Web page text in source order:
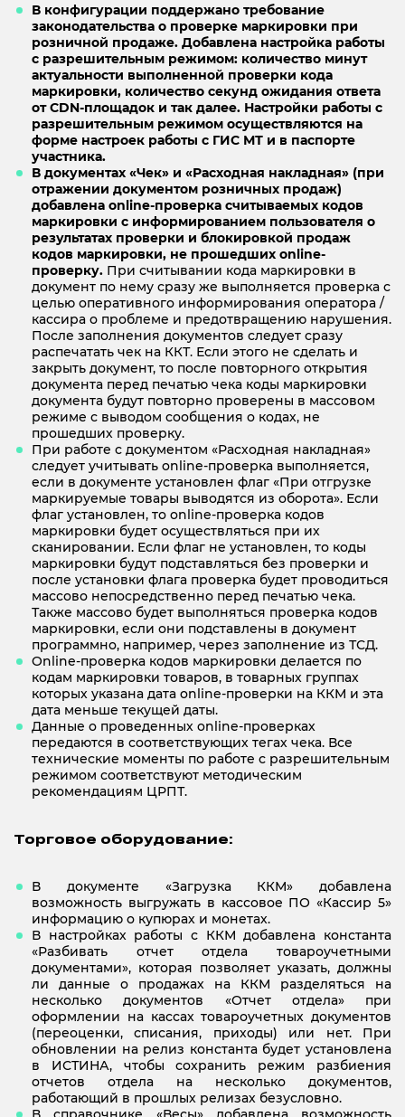
В конфигурации поддержано требование
законодательства о проверке маркировки при
розничной продаже. Добавлена настройка работы
с разрешительным режимом: количество минут
актуальности выполненной проверки кода
маркировки, количество секунд ожидания ответа
от CDN-площадок и так далее. Настройки работы с
разрешительным режимом осуществляются на
форме настроек работы с ГИС МТ и в паспорте
участника.
В документах «Чек» и «Расходная накладная» (при
отражении документом розничных продаж)
добавлена online-проверка считываемых кодов
маркировки с информированием пользователя о
результатах проверки и блокировкой продаж
кодов маркировки, не прошедших online-
проверку. При считывании кода маркировки в
документ по нему сразу же выполняется проверка с
целью оперативного информирования оператора /
кассира о проблеме и предотвращению нарушения.
После заполнения документов следует сразу
распечатать чек на ККТ. Если этого не сделать и
закрыть документ, то после повторного открытия
документа перед печатью чека коды маркировки
документа будут повторно проверены в массовом
режиме с выводом сообщения о кодах, не
прошедших проверку.
При работе с документом «Расходная накладная»
следует учитывать online-проверка выполняется,
если в документе установлен флаг «При отгрузке
маркируемые товары выводятся из оборота». Если
флаг установлен, то online-проверка кодов
маркировки будет осуществляться при их
сканировании. Если флаг не установлен, то коды
маркировки будут подставляться без проверки и
после установки флага проверка будет проводиться
массово непосредственно перед печатью чека.
Также массово будет выполняться проверка кодов
маркировки, если они подставлены в документ
программно, например, через заполнение из ТСД.
Onlinе-проверка кодов маркировки делается по
кодам маркировки товаров, в товарных группах
которых указана дата online-проверки на ККМ и эта
дата меньше текущей даты.
Данные о проведенных online-проверках
передаются в соответствующих тегах чека. Все
технические моменты по работе с разрешительным
режимом соответствуют методическим
рекомендациям ЦРПТ.
Торговое оборудование:
В документе «Загрузка ККМ» добавлена
возможность выгружать в кассовое ПО «Кассир 5»
информацию о купюрах и монетах.
В настройках работы с ККМ добавлена константа
«Разбивать отчет отдела товароучетными
документами», которая позволяет указать, должны
ли данные о продажах на ККМ разделяться на
несколько документов «Отчет отдела» при
оформлении на кассах товароучетных документов
(переоценки, списания, приходы) или нет. При
обновлении на релиз константа будет установлена
в ИСТИНА, чтобы сохранить режим разбиения
отчетов отдела на несколько документов,
работающий в прошлых релизах безусловно.